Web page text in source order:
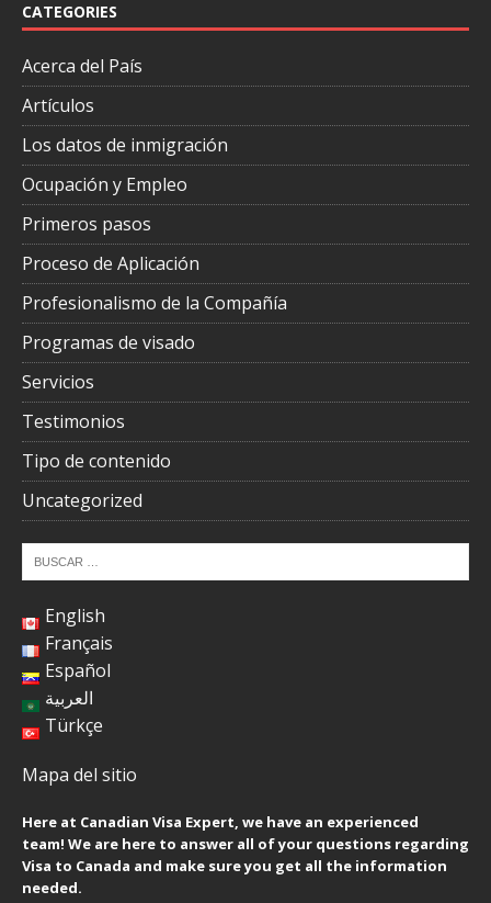
CATEGORIES
Acerca del País
Artículos
Los datos de inmigración
Ocupación y Empleo
Primeros pasos
Proceso de Aplicación
Profesionalismo de la Compañía
Programas de visado
Servicios
Testimonios
Tipo de contenido
Uncategorized
English
Français
Español
العربية
Türkçe
Mapa del sitio
Here at Canadian Visa Expert, we have an experienced
team! We are here to answer all of your questions regarding
Visa to Canada and make sure you get all the information
needed.